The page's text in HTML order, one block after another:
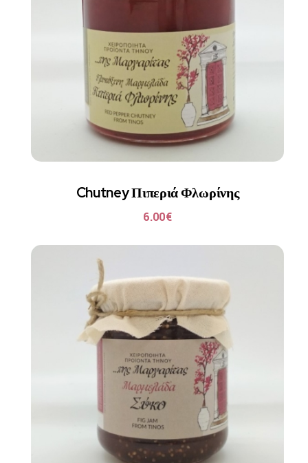
Chutney Πιπεριά Φλωρίνης
6.00€